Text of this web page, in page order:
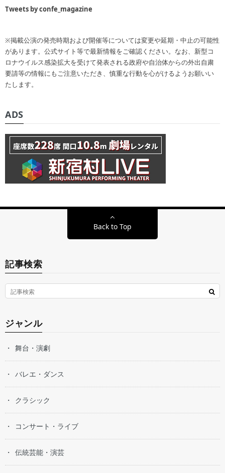
Tweets by confe_magazine
※掲載公演の発売時期および開催等については変更や延期・中止の可能性
があります。公式サイト等で最新情報をご確認ください。なお、新型コ
ロナウイルス感染拡大を受けて発表される政府や自治体からの外出自粛
要請等の情報にもご注意いただき、慎重な行動を心がけるようお願いい
たします。
ADS
Back to Top
記事検索
ジャンル
舞台・演劇
バレエ・ダンス
クラシック
コンサート・ライブ
伝統芸能・演芸